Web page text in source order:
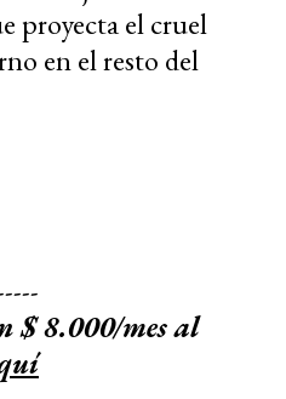
proyecta el cruel
en el resto del
$ 8.000/mes al